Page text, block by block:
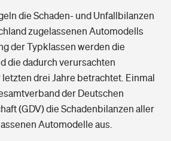
die Schaden- und Unfallbilanzen
zugelassenen Automodells
der Typklassen werden die
die dadurch verursachten
drei Jahre betrachtet. Einmal
der Deutschen
(GDV) die Schadenbilanzen aller
Automodelle aus.